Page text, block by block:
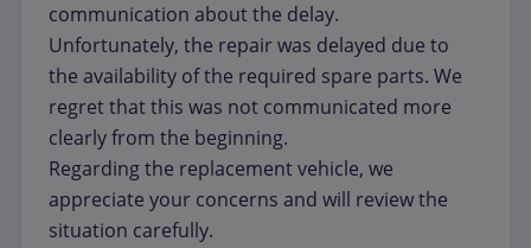
communication about the delay.
Unfortunately, the repair was delayed due to
the availability of the required spare parts. We
regret that this was not communicated more
clearly from the beginning.
Regarding the replacement vehicle, we
appreciate your concerns and will review the
situation carefully.